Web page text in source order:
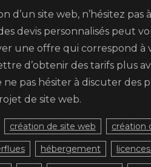
d’un site web, n’hésitez pas
devis personnalisés peut
une offre qui correspond à
d’obtenir des tarifs plus
pas hésiter à discuter des
de site web.
création de site web création
hébergement